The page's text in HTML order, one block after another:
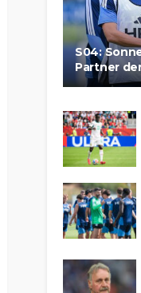
S04:
Partner